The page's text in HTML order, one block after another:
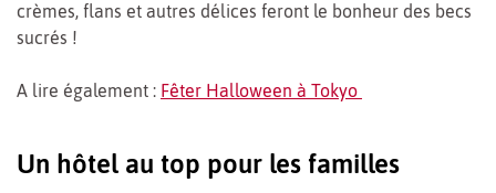
crèmes, flans et autres délices feront le bonheur des becs
sucrés !
A lire également : Fêter Halloween à Tokyo
Un hôtel au top pour les familles